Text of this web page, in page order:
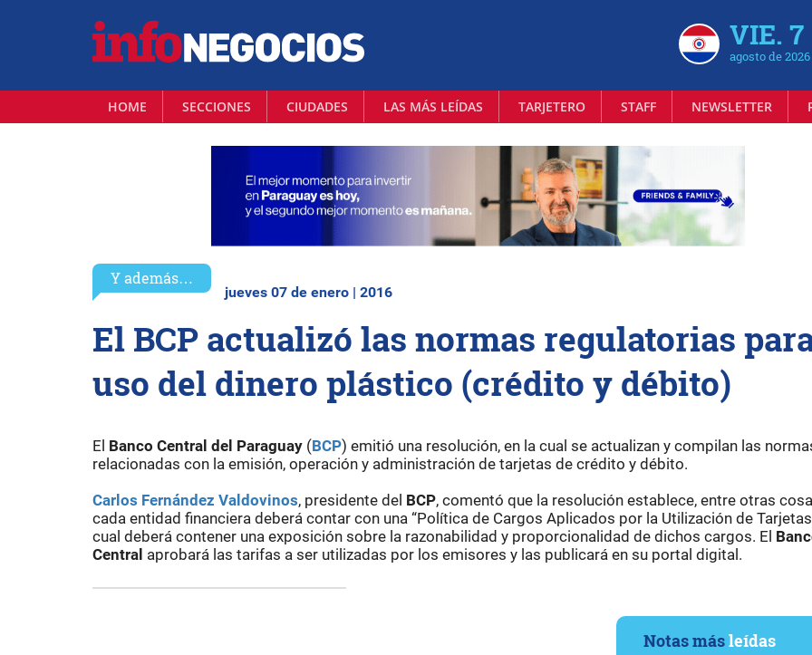
VIE. 7
agosto de 2026
HOME SECCIONES CIUDADES LAS MÁS LEÍDAS TARJETERO STAFF NEWSLETTER
Y además…
jueves 07 de enero | 2016
El BCP actualizó las normas regulatorias
uso del dinero plástico (crédito y débito)
El Banco Central del Paraguay (BCP) emitió una resolución, en la cual se actualizan y compilan las
relacionadas con la emisión, operación y administración de tarjetas de crédito y débito.
Carlos Fernández Valdovinos, presidente del BCP, comentó que la resolución establece, entre otras
cada entidad financiera deberá contar con una “Política de Cargos Aplicados por la Utilización de
cual deberá contener una exposición sobre la razonabilidad y proporcionalidad de dichos cargos. El
Central aprobará las tarifas a ser utilizadas por los emisores y las publicará en su portal digital.
Notas másleídas